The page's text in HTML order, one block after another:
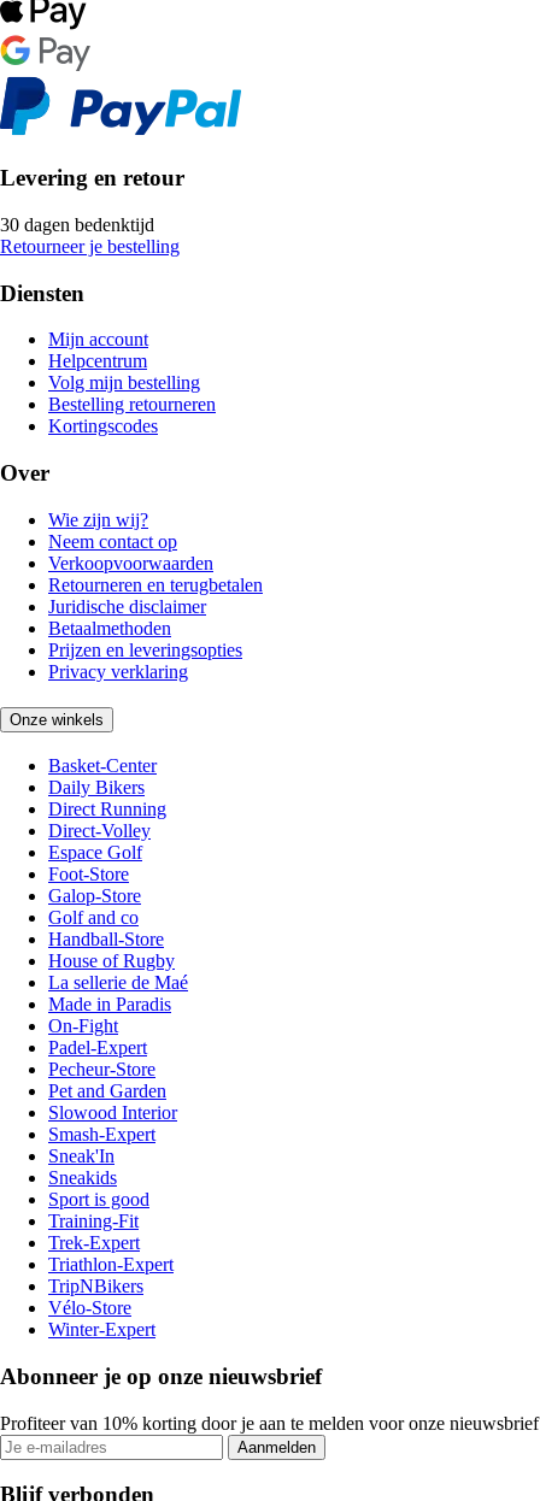
Levering en retour
30 dagen bedenktijd
Retourneer je bestelling
Diensten
Mijn account
Helpcentrum
Volg mijn bestelling
Bestelling retourneren
Kortingscodes
Over
Wie zijn wij?
Neem contact op
Verkoopvoorwaarden
Retourneren en terugbetalen
Juridische disclaimer
Betaalmethoden
Prijzen en leveringsopties
Privacy verklaring
Onze winkels
Basket-Center
Daily Bikers
Direct Running
Direct-Volley
Espace Golf
Foot-Store
Galop-Store
Golf and co
Handball-Store
House of Rugby
La sellerie de Maé
Made in Paradis
On-Fight
Padel-Expert
Pecheur-Store
Pet and Garden
Slowood Interior
Smash-Expert
Sneak'In
Sneakids
Sport is good
Training-Fit
Trek-Expert
Triathlon-Expert
TripNBikers
Vélo-Store
Winter-Expert
Abonneer je op onze nieuwsbrief
Profiteer van 10% korting door je aan te melden voor onze nieuwsbrief
Aanmelden
Blijf verbonden